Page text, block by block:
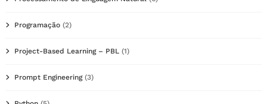
Programação (2)
Project-Based Learning – PBL (1)
Prompt Engineering(3)